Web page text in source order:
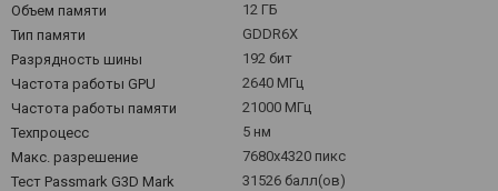
Объем памяти
12 ГБ
Тип памяти
GDDR6X
Разрядность шины
192 бит
Частота работы GPU
2640 МГц
Частота работы памяти
21000 МГц
Техпроцесс
5 нм
Макс. разрешение
7680x4320 пикс
Тест Passmark G3D Mark
31526 балл(ов)